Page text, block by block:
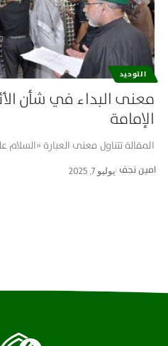
التوحيد
معنى البداء في شأن
الإمامة
المقالة تتناول معنى العبارة
امین نجف يوليو 7, 2025